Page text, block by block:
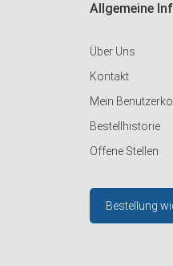
Allgemeine
Über Uns
Kontakt
Mein
Bestellhistorie
Offene Stellen
Bestellung